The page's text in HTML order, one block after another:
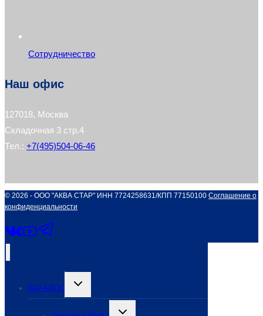
Сотрудничество
Наш офис
127018, Москва
Складочная 3 стр.4
Тел.: +7(495)504-06-46
© 2026 - ООО "АКВА СТАР" ИНН 7724258631/КПП 77150100 Соглашение о
конфиденциальности
КАТАЛОГ
Переключить
меню
Переключить